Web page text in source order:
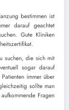
bestimmen ist
darauf geachtet
Gute Kliniken
suchen, die sich mit
sogar darauf
immer über
sollte man
Fragen